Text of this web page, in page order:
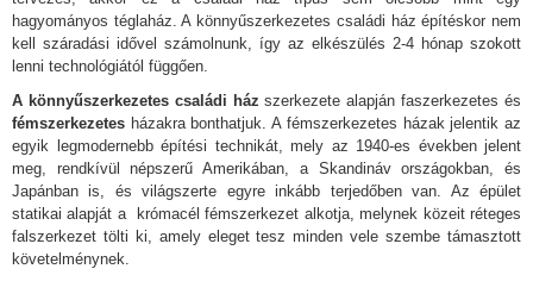
hagyományos téglaház. A könnyűszerkezetes családi ház építéskor nem
kell száradási idővel számolnunk, így az elkészülés 2-4 hónap szokott
lenni technológiától függően.
A könnyűszerkezetes családi ház szerkezete alapján faszerkezetes és
fémszerkezetes házakra bonthatjuk. A fémszerkezetes házak jelentik az
egyik legmodernebb építési technikát, mely az 1940-es években jelent
meg, rendkívül népszerű Amerikában, a Skandináv országokban, és
Japánban is, és világszerte egyre inkább terjedőben van. Az épület
statikai alapját a krómacél fémszerkezet alkotja, melynek közeit réteges
falszerkezet tölti ki, amely eleget tesz minden vele szembe támasztott
követelménynek.